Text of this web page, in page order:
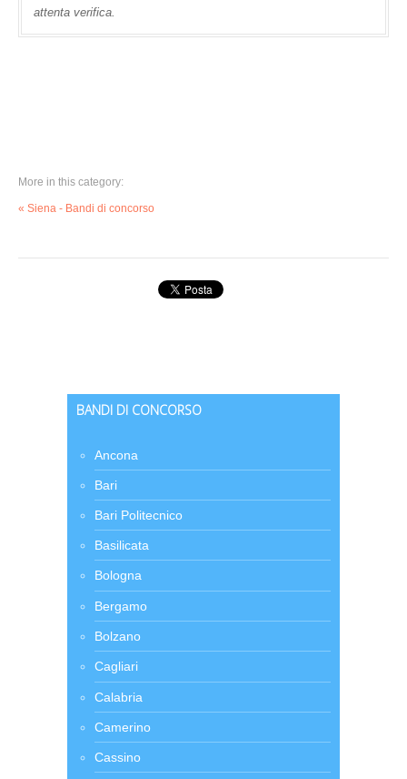
attenta verifica.
More in this category:
« Siena - Bandi di concorso
BANDI DI CONCORSO
Ancona
Bari
Bari Politecnico
Basilicata
Bologna
Bergamo
Bolzano
Cagliari
Calabria
Camerino
Cassino